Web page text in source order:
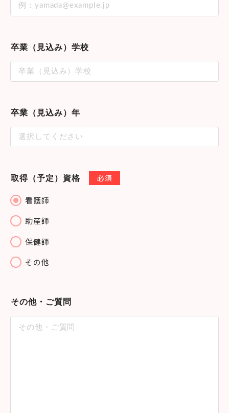
卒業（見込み）学校
卒業（見込み）年
取得（予定）資格 必須
看護師
助産師
保健師
その他
その他・ご質問